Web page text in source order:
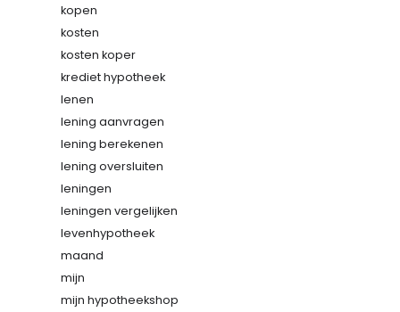
kopen
kosten
kosten koper
krediet hypotheek
lenen
lening aanvragen
lening berekenen
lening oversluiten
leningen
leningen vergelijken
levenhypotheek
maand
mijn
mijn hypotheekshop